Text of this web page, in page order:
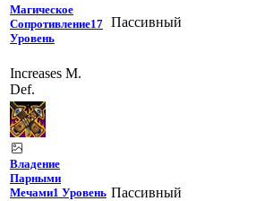
Магическое
Сопротивление17
Уровень
Increases M.
Def.
Пассивный
Владение
Парными
Мечами1 Уровень Пассивный